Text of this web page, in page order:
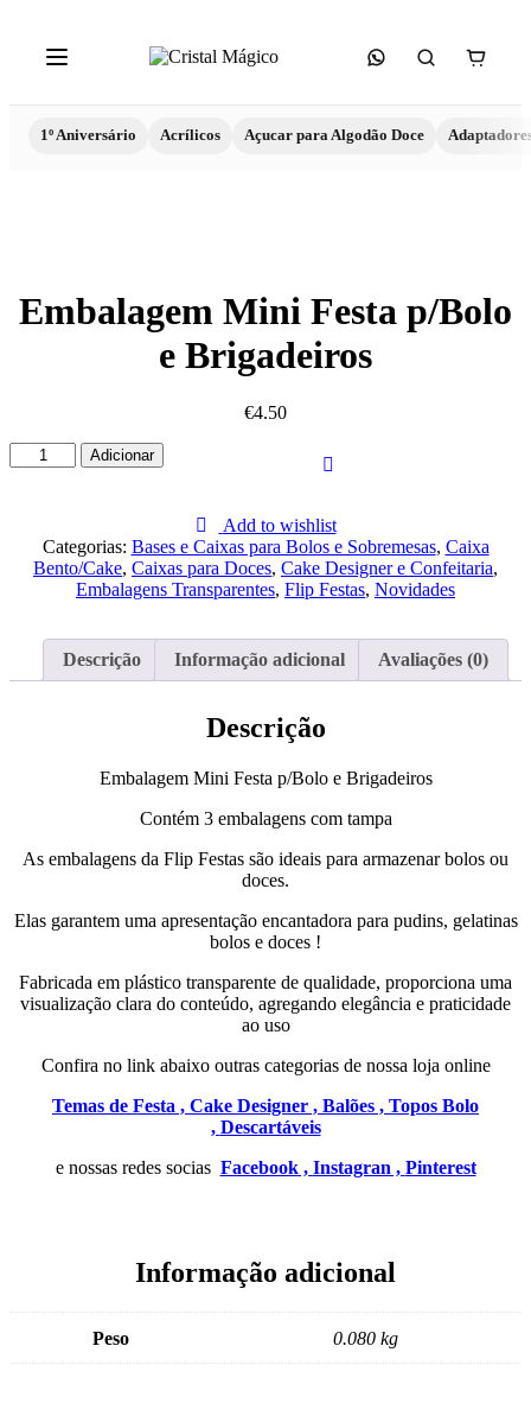
1º Aniversário Acrílicos Açucar para Algodão Doce
Embalagem Mini Festa p/Bolo
e Brigadeiros
€4.50
Quantidade
de
Festa
p/Bolo
Brigadeiros
Adicionar
Add to wishlist
Categorias: Bases e Caixas para Bolos e Sobremesas, Caixa
Bento/Cake, Caixas para Doces, Cake Designer e Confeitaria,
Embalagens Transparentes, Flip Festas, Novidades
Descrição Informação adicional Avaliações (0)
Descrição
Embalagem Mini Festa p/Bolo e Brigadeiros
Contém 3 embalagens com tampa
As embalagens da Flip Festas são ideais para armazenar bolos ou
doces.
Elas garantem uma apresentação encantadora para pudins, gelatinas
bolos e doces !
Fabricada em plástico transparente de qualidade, proporciona uma
visualização clara do conteúdo, agregando elegância e praticidade
ao uso
Confira no link abaixo outras categorias de nossa loja online
Temas de Festa , Cake Designer , Balões , Topos Bolo
, Descartáveis
e nossas redes socias Facebook , Instagran , Pinterest
Informação adicional
Peso 0.080 kg